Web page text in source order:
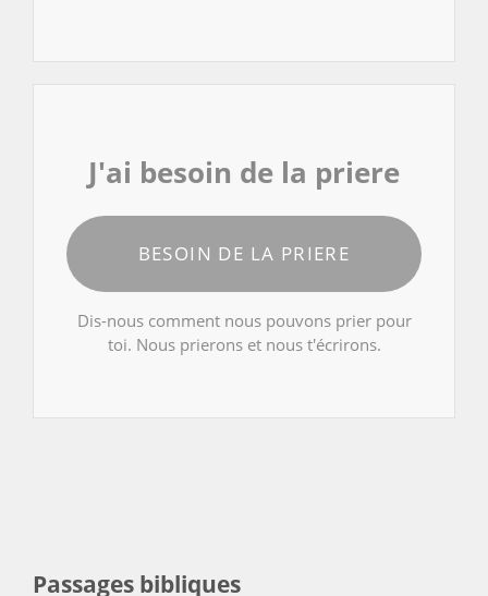
J'ai besoin de la priere
BESOIN DE LA PRIERE
Dis-nous comment nous pouvons prier pour
toi. Nous prierons et nous t'écrirons.
Passages bibliques